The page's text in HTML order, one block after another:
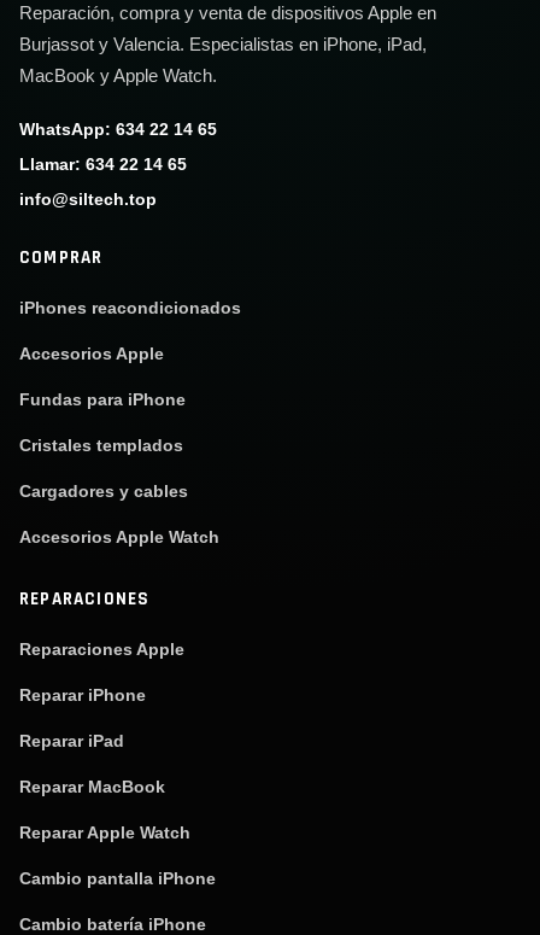
Reparación, compra y venta de dispositivos Apple en
Burjassot y Valencia. Especialistas en iPhone, iPad,
MacBook y Apple Watch.
WhatsApp: 634 22 14 65
Llamar: 634 22 14 65
info@siltech.top
COMPRAR
iPhones reacondicionados
Accesorios Apple
Fundas para iPhone
Cristales templados
Cargadores y cables
Accesorios Apple Watch
REPARACIONES
Reparaciones Apple
Reparar iPhone
Reparar iPad
Reparar MacBook
Reparar Apple Watch
Cambio pantalla iPhone
Cambio batería iPhone